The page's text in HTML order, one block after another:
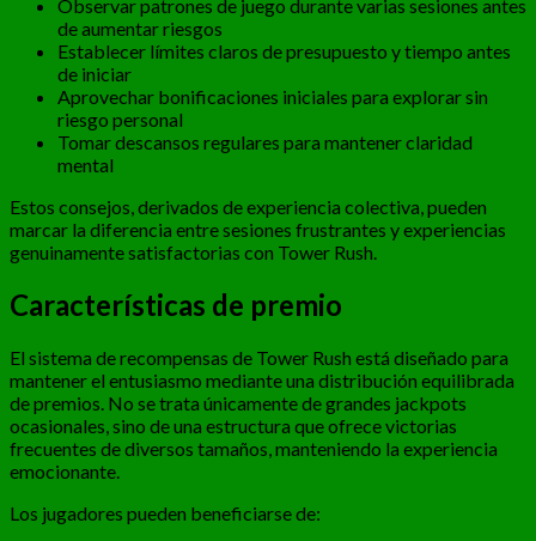
Observar patrones de juego durante varias sesiones antes
de aumentar riesgos
Establecer límites claros de presupuesto y tiempo antes
de iniciar
Aprovechar bonificaciones iniciales para explorar sin
riesgo personal
Tomar descansos regulares para mantener claridad
mental
Estos consejos, derivados de experiencia colectiva, pueden
marcar la diferencia entre sesiones frustrantes y experiencias
genuinamente satisfactorias con Tower Rush.
Características de premio
El sistema de recompensas de Tower Rush está diseñado para
mantener el entusiasmo mediante una distribución equilibrada
de premios. No se trata únicamente de grandes jackpots
ocasionales, sino de una estructura que ofrece victorias
frecuentes de diversos tamaños, manteniendo la experiencia
emocionante.
Los jugadores pueden beneficiarse de: